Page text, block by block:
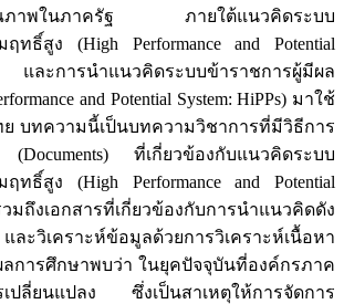
ณภาพในภาครัฐ ภายใต้แนวคิดระบบ
ทธิ์สูง (High Performance and Potential
ละการนำแนวคิดระบบข้าราชการผู้มีผล
and Potential System: HiPPs) มาใช้
ย บทความนี้เป็นบทความวิชาการที่มีวิธีการ
ที่เกี่ยวข้องกับแนวคิดระบบ
ทธิ์สูง (High Performance and Potential
มถึงเอกสารที่เกี่ยวข้องกับการนำแนวคิดดัง
วิเคราะห์ข้อมูลด้วยการวิเคราะห์เนื้อหา
ผลการศึกษาพบว่า ในยุคปัจจุบันที่องค์กรภาค
เปลี่ยนแปลง ซึ่งเป็นสาเหตุให้การจัดการ